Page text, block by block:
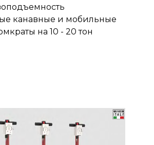
канавные и мобильные
на 10 - 20 тон